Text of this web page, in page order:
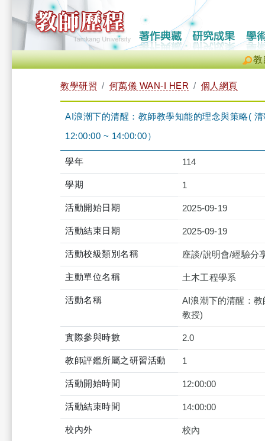
教
教學研習 何萬儀 WAN-I HER 個人網頁
AI浪潮下的清醒：教師教學知能的理念與策略(
12:00:00 ~ 14:00:00）
學年 114
學期 1
活動開始日期 2025-09-19
活動結束日期 2025-09-19
活動校級類別名稱 座談/說明會/經驗分
主動單位名稱 土木工程學系
活動名稱
AI浪潮下的清醒：
教授)
實際參與時數 2.0
教師評鑑所屬之研習活動 1
活動開始時間 12:00:00
活動結束時間 14:00:00
校內外 校內